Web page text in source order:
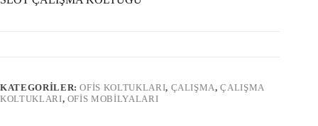
KATEGORILER:OFİS KOLTUKLARI, ÇALIŞMA,ÇALIŞMA
KOLTUKLARI, OFIS MOBILYALARI